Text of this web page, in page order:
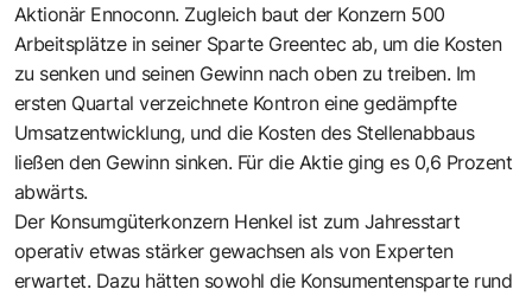
Aktionär Ennoconn. Zugleich baut der Konzern 500
Arbeitsplätze in seiner Sparte Greentec ab, um die Kosten
zu senken und seinen Gewinn nach oben zu treiben. Im
ersten Quartal verzeichnete Kontron eine gedämpfte
Umsatzentwicklung, und die Kosten des Stellenabbaus
ließen den Gewinn sinken. Für die Aktie ging es 0,6 Prozent
abwärts.
Der Konsumgüterkonzern Henkel ist zum Jahresstart
operativ etwas stärker gewachsen als von Experten
erwartet. Dazu hätten sowohl die Konsumentensparte rund